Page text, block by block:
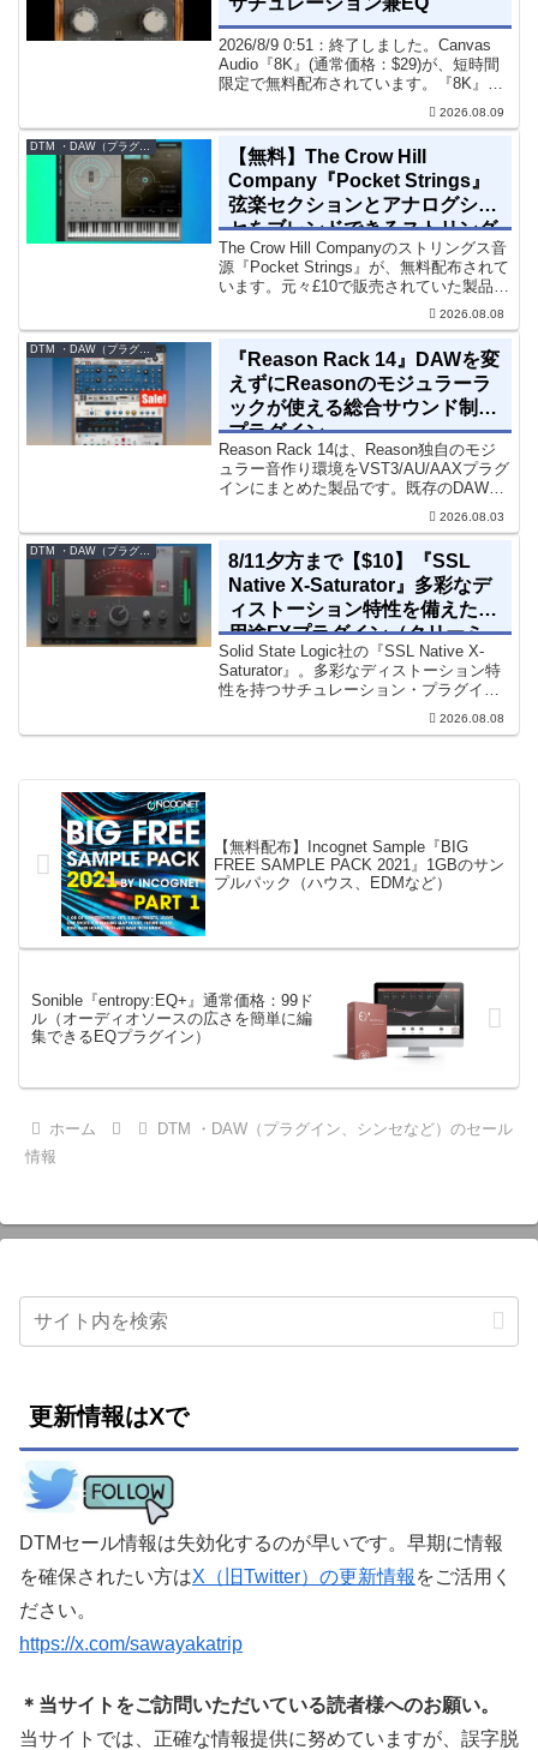
2026/8/9 0:51：終了しました。Canvas
Audio『8K』(通常価格：$29)が、短時間
限定で無料配布されています。『8K』
は、手軽に高域の存在感とアナログ的な
質感をミックスに加えることができる
2026.08.09
DTM ・DAW（プラグイン、シンセなど）のセール情報
【無料】The Crow Hill
Company『Pocket Strings』
弦楽セクションとアナログシン
セをブレンドできるストリング
ス音源プラグイン
The Crow Hill Companyのストリングス音
源『Pocket Strings』が、無料配布されて
います。元々£10で販売されていた製品で
す。『Pocket Strings』についてPocket
2026.08.08
『Reason Rack 14』DAWを変
えずにReasonのモジュラーラ
ックが使える総合サウンド制作
プラグイン
Reason Rack 14は、Reason独自のモジ
ュラー音作り環境をVST3/AU/AAXプラグ
インにまとめた製品です。既存のDAWを
乗り換えることなく、68種類のシンセや
エフェクト、CV配線をそのままトラック
に追加できます。通常199...
2026.08.03
DTM ・DAW（プラグイン、シンセなど）のセール情報
8/11夕方まで【$10】『SSL
Native X-Saturator』多彩なデ
ィストーション特性を備えた多
用途FXプラグイン（クリーミ
ィ＆ウォームなサウンド）
Solid State Logic社の『SSL Native X-
Saturator』。多彩なディストーション特
性を持つサチュレーション・プラグイン
です。音楽制作者、エンジニアの間でも
評価の高い製品です。競合するサチュレ
2026.08.08
【無料配布】Incognet Sample『BIG
FREE SAMPLE PACK 2021』1GBのサン
プルパック（ハウス、EDMなど）
Sonible『entropy:EQ+』通常価格：99ド
ル（オーディオソースの広さを簡単に編
集できるEQプラグイン）
ホーム
DTM ・DAW（プラグイン、シンセなど）のセール
情報
更新情報はXで
DTMセール情報は失効化するのが早いです。早期に情報
を確保されたい方はX（旧Twitter）の更新情報 をご活用く
ださい。
https://x.com/sawayakatrip
＊当サイトをご訪問いただいている読者様へのお願い。
当サイトでは、正確な情報提供に努めていますが、誤字脱